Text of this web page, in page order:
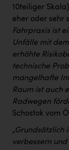
10teiliger
eher oder sehr
Fahrpraxis ist
Unfälle mit
erhöhte
technische
mangelhafte
Raum ist auch
Radwegen
Schostok vom
„Grundsätzlich
verbessern